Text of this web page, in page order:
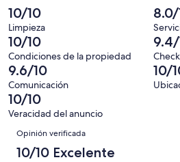
4
de
4
opiniones
en
0
de
4
opiniones
Aceptable.
Basada
en
0
de
4
opiniones
decir,
Malo.
Basada
en
0
de
4
opiniones
2,
es
decir,
Terrible.
Basada
en
0
de
opiniones
10/10
Limpieza
8.0/
10/10
Condiciones de la propiedad
9.6/10
Comunicación
10/
10/10
Veracidad del anuncio
Opiniones
Opinión verificada
10/10 Excelente